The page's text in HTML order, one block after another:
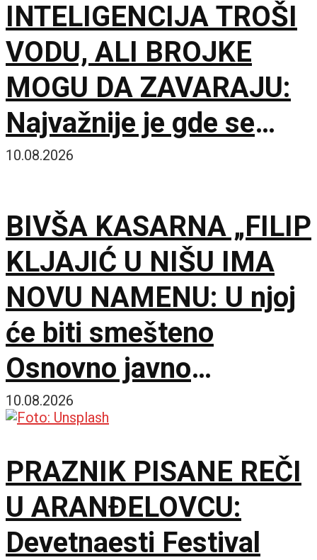
INTELIGENCIJA TROŠI
VODU, ALI BROJKE
MOGU DA ZAVARAJU:
Najvažnije je gde se
server nalazi i kada radi
10.08.2026
BIVŠA KASARNA „FILIP
KLJAJIĆ U NIŠU IMA
NOVU NAMENU: U njoj
će biti smešteno
Osnovno javno
tužilaštvo
10.08.2026
PRAZNIK PISANE REČI
U ARANĐELOVCU:
Devetnaesti Festival